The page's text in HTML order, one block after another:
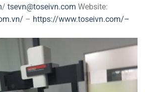
/ tsevn@toseivn.com Website:
– https://www.toseivn.com/–